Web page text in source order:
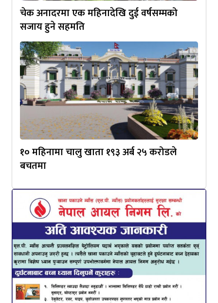
चेक अनादरमा एक महिनादेखि दुई वर्षसम्मको
सजाय हुने सहमति
१० महिनामा चालु खाता १९३ अर्ब २५ करोडले
बचतमा